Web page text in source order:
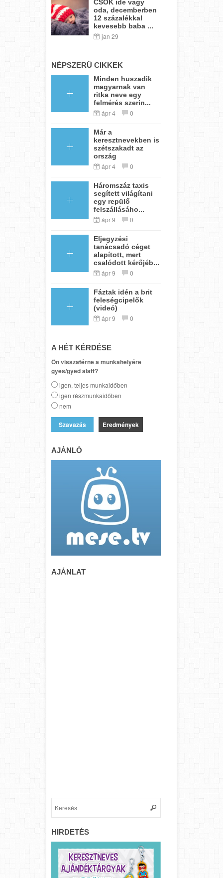
CSOK ide vagy
oda, decemberben
12 százalékkal
kevesebb baba ...
jan 29
NÉPSZERŰ CIKKEK
Minden huszadik
magyarnak van
ritka neve egy
felmérés szerin...
ápr 4 0
Már a
keresztnevekben is
szétszakadt az
ország
ápr 4 0
Háromszáz taxis
segített világítani
egy repülő
felszállásáho...
ápr 9 0
Eljegyzési
tanácsadó céget
alapított, mert
csalódott kérőjéb...
ápr 9 0
Fáztak idén a brit
feleségcipelők
(videó)
ápr 9 0
A HÉT KÉRDÉSE
Ön visszatérne a munkahelyére
gyes/gyed alatt?
igen, teljes munkaidőben
igen részmunkaidőben
nem
Eredmények
AJÁNLÓ
AJÁNLAT
HIRDETÉS